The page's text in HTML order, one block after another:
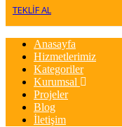
TEKLİF AL
Anasayfa
Hizmetlerimiz
Kategoriler
Kurumsal
Projeler
Blog
İletişim